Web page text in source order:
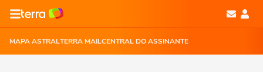
MAPA ASTRALTERRA MAILCENTRAL DO ASSINANTE